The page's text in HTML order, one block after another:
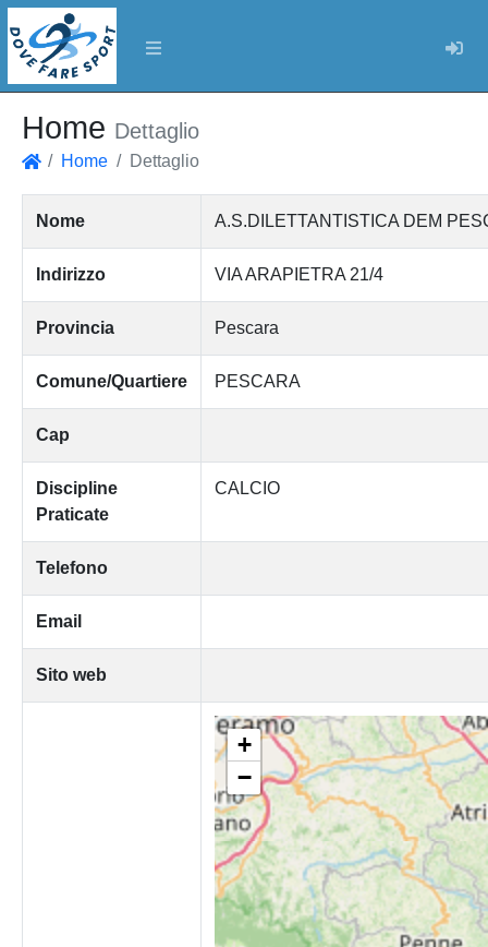
Home Dettaglio
Home Dettaglio
Nome A.S.DILETTANTISTICA DEM
Indirizzo VIA ARAPIETRA 21/4
Provincia Pescara
Comune/Quartiere PESCARA
Cap
Discipline
Praticate
CALCIO
Telefono
Email
Sito web
+
−